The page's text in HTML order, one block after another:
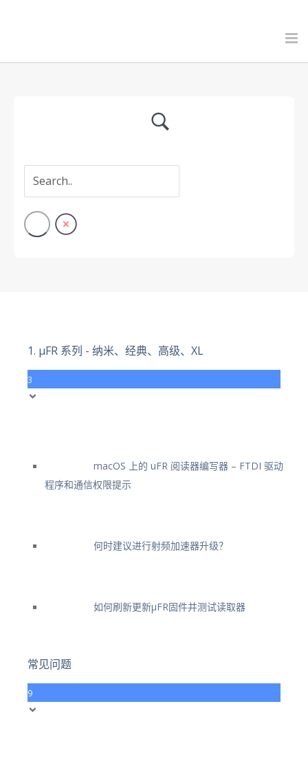
1. μFR 系列 - 纳米、经典、高级、XL
3
macOS 上的 uFR 阅读器编写器 – FTDI 驱动
程序和通信权限提示
何时建议进行射频加速器升级？
如何刷新更新μFR固件并测试读取器
常见问题
9